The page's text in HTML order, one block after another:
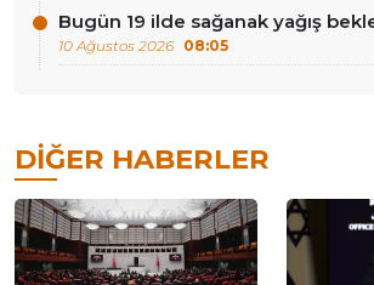
Bugün 19 ilde sağanak yağış
10 Ağustos 2026 08:05
DIĞER HABERLER